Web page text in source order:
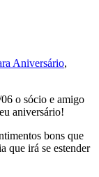
Aniversário,
o sócio e amigo
aniversário!
bons que
que irá se estender